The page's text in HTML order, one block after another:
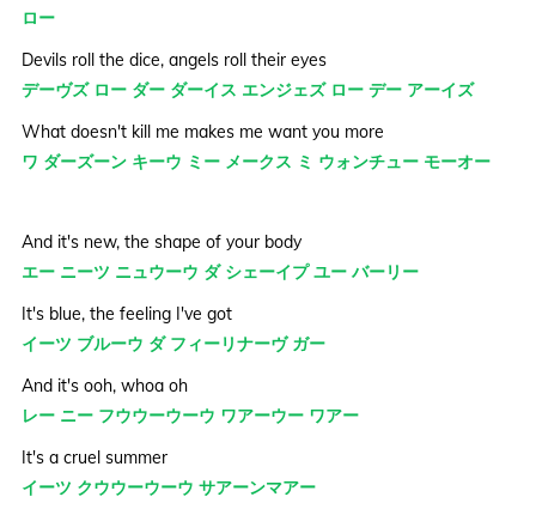
ロー
Devils roll the dice, angels roll their eyes
デーヴズ ロー ダー ダーイス エンジェズ ロー デー アーイズ
What doesn't kill me makes me want you more
ワ ダーズーン キーウ ミー メークス ミ ウォンチュー モーオー
And it's new, the shape of your body
エー ニーツ ニュウーウ ダ シェーイプ ユー バーリー
It's blue, the feeling I've got
イーツ ブルーウ ダ フィーリナーヴ ガー
And it's ooh, whoa oh
レー ニー フウウーウーウ ワアーウー ワアー
It's a cruel summer
イーツ クウウーウーウ サアーンマアー